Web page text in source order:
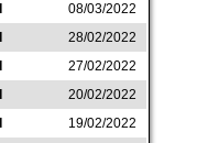
08/03/2022
28/02/2022
27/02/2022
20/02/2022
19/02/2022